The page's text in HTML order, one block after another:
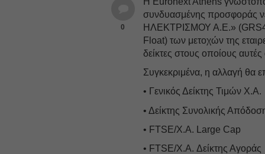
0
συνδυασμένης προσφοράς
ΗΛΕΚΤΡΙΣΜΟΥ Α.Ε.»
Float) των μετοχών της
δείκτες στους οποίους
Συγκεκριμένα, η αλλαγή θα
• Γενικός Δείκτης Τιμών Χ.Α.
• Δείκτης Συνολικής
• FTSE/Χ.Α. Large Cap
• FTSE/X.A. Δείκτης Αγοράς